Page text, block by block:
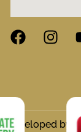
Developed by